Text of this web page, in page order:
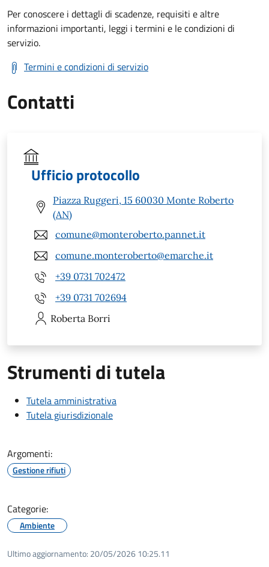
Per conoscere i dettagli di scadenze, requisiti e altre
informazioni importanti, leggi i termini e le condizioni di
servizio.
Termini e condizioni di servizio
Contatti
Ufficio protocollo
Piazza Ruggeri, 15 60030 Monte Roberto
(AN)
comune@monteroberto.pannet.it
comune.monteroberto@emarche.it
+39 0731 702472
+39 0731 702694
Roberta Borri
Strumenti di tutela
Tutela amministrativa
Tutela giurisdizionale
Argomenti:
Gestione rifiuti
Categorie:
Ambiente
Ultimo aggiornamento: 20/05/2026 10:25.11